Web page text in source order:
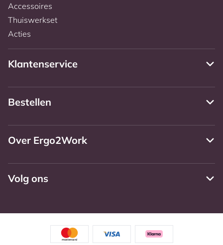
Accessoires
Thuiswerkset
Acties
Klantenservice
Bestellen
Over Ergo2Work
Volg ons